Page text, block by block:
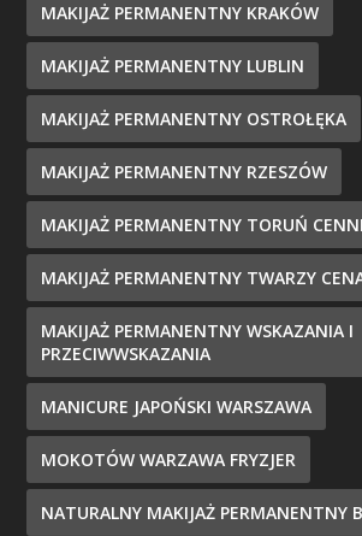
MAKIJAŻ PERMANENTNY KRAKÓW
MAKIJAŻ PERMANENTNY LUBLIN
MAKIJAŻ PERMANENTNY OSTROŁĘKA
MAKIJAŻ PERMANENTNY RZESZÓW
MAKIJAŻ PERMANENTNY TORUŃ
MAKIJAŻ PERMANENTNY TWARZY
MAKIJAŻ PERMANENTNY WSKAZANIA I
PRZECIWWSKAZANIA
MANICURE JAPOŃSKI WARSZAWA
MOKOTÓW WARZAWA FRYZJER
NATURALNY MAKIJAŻ PERMANENTNY